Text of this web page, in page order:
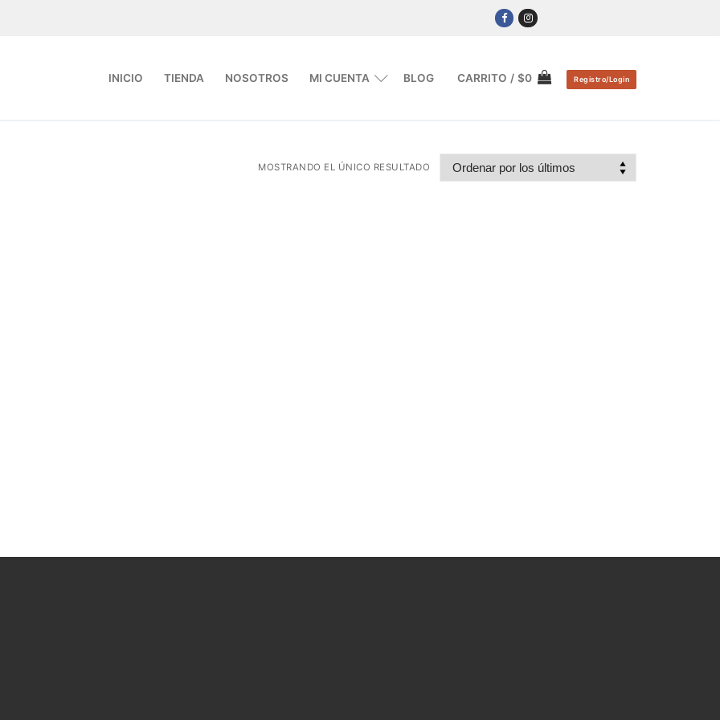
INICIO TIENDA NOSOTROS MI CUENTA BLOG CARRITO / $0 Registro/Login
MOSTRANDO EL ÚNICO RESULTADO